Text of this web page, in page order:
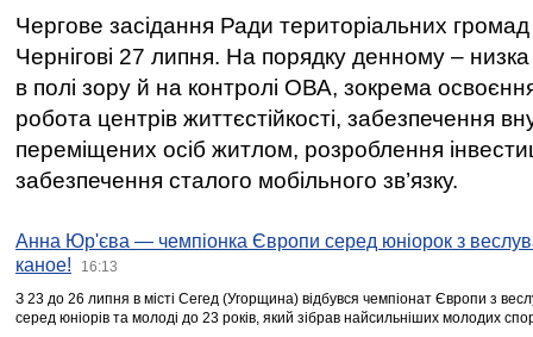
Чергове засідання Ради територіальних громад
Чернігові 27 липня. На порядку денному –
в полі зору й на контролі ОВА, зокрема освоєння
робота центрів життєстійкості, забезпечення
переміщених осіб житлом, розроблення
забезпечення сталого мобільного зв’язку.
Анна Юр'єва — чемпіонка Європи серед юніорок з
каное!
16:13
З 23 до 26 липня в місті Сегед (Угорщина) відбувся чемпіонат Європи з
серед юніорів та молоді до 23 років, який зібрав найсильніших молодих